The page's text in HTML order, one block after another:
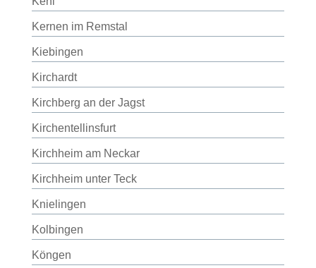
Kernen im Remstal
Kiebingen
Kirchardt
Kirchberg an der Jagst
Kirchentellinsfurt
Kirchheim am Neckar
Kirchheim unter Teck
Knielingen
Kolbingen
Köngen